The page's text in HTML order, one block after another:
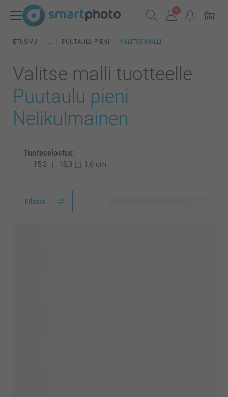
ETUSIVU PUUTAULU PIENI VALITSE MALLI
Valitse malli tuotteelle
Puutaulu pieni
Nelikulmainen
Tuoteselostus:
15,3
15,3 1,6 cm
Filters